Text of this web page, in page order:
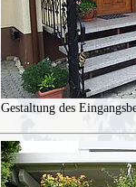
Gestaltung des